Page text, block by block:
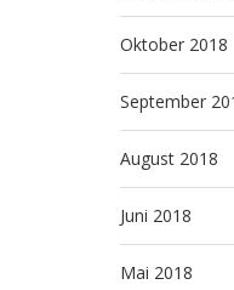
Oktober 2018
September
August 2018
Juni 2018
Mai 2018